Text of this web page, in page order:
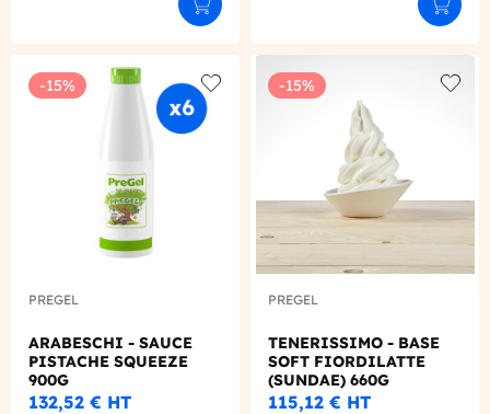
Ajouter au panier
-15%
Add to wishlist
PREGEL
ARABESCHI - SAUCE
PISTACHE SQUEEZE
900G
132,52 € HT
-15%
PREGEL
TENERISSIMO - BASE
SOFT FIORDILATTE
(SUNDAE) 660G
115,12 € HT